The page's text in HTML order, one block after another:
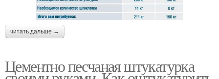
читать дальше →
Цементно песчаная штукатурка